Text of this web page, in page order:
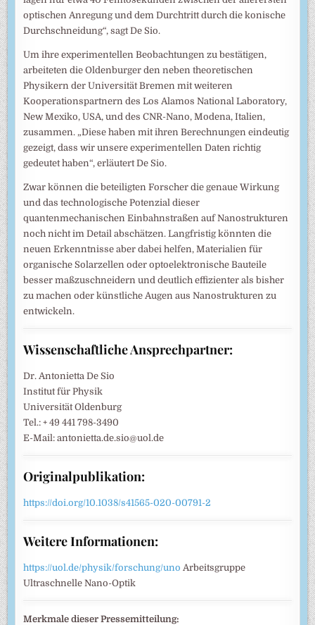
optischen Anregung und dem Durchtritt durch die konische
Durchschneidung“, sagt De Sio.
Um ihre experimentellen Beobachtungen zu bestätigen,
arbeiteten die Oldenburger den neben theoretischen
Physikern der Universität Bremen mit weiteren
Kooperationspartnern des Los Alamos National Laboratory,
New Mexiko, USA, und des CNR-Nano, Modena, Italien,
zusammen. „Diese haben mit ihren Berechnungen eindeutig
gezeigt, dass wir unsere experimentellen Daten richtig
gedeutet haben“, erläutert De Sio.
Zwar können die beteiligten Forscher die genaue Wirkung
und das technologische Potenzial dieser
quantenmechanischen Einbahnstraßen auf Nanostrukturen
noch nicht im Detail abschätzen. Langfristig könnten die
neuen Erkenntnisse aber dabei helfen, Materialien für
organische Solarzellen oder optoelektronische Bauteile
besser maßzuschneidern und deutlich effizienter als bisher
zu machen oder künstliche Augen aus Nanostrukturen zu
entwickeln.
Wissenschaftliche Ansprechpartner:
Dr. Antonietta De Sio
Institut für Physik
Universität Oldenburg
Tel.: + 49 441 798-3490
E-Mail: antonietta.de.sio@uol.de
Originalpublikation:
https://doi.org/10.1038/s41565-020-00791-2
Weitere Informationen:
https://uol.de/physik/forschung/uno Arbeitsgruppe
Ultraschnelle Nano-Optik
Merkmale dieser Pressemitteilung: